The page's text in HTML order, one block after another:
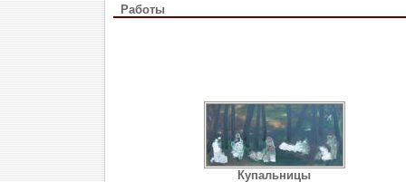
Работы
Купальницы